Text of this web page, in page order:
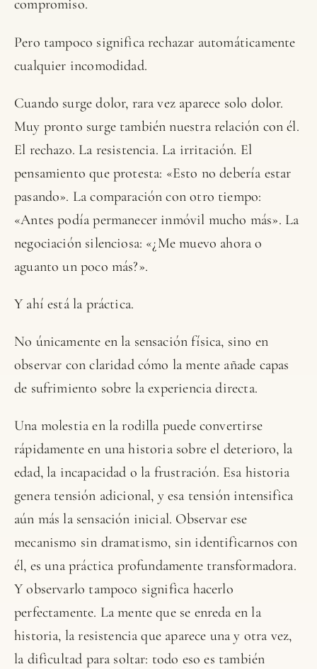
compromiso.
Pero tampoco significa rechazar automáticamente
cualquier incomodidad.
Cuando surge dolor, rara vez aparece solo dolor.
Muy pronto surge también nuestra relación con él.
El rechazo. La resistencia. La irritación. El
pensamiento que protesta: «Esto no debería estar
pasando». La comparación con otro tiempo:
«Antes podía permanecer inmóvil mucho más». La
negociación silenciosa: «¿Me muevo ahora o
aguanto un poco más?».
Y ahí está la práctica.
No únicamente en la sensación física, sino en
observar con claridad cómo la mente añade capas
de sufrimiento sobre la experiencia directa.
Una molestia en la rodilla puede convertirse
rápidamente en una historia sobre el deterioro, la
edad, la incapacidad o la frustración. Esa historia
genera tensión adicional, y esa tensión intensifica
aún más la sensación inicial. Observar ese
mecanismo sin dramatismo, sin identificarnos con
él, es una práctica profundamente transformadora.
Y observarlo tampoco significa hacerlo
perfectamente. La mente que se enreda en la
historia, la resistencia que aparece una y otra vez,
la dificultad para soltar: todo eso es también